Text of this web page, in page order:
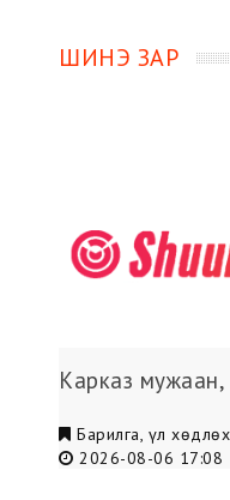
ШИНЭ ЗАР
Карказ
Барилга, үл
2026-08-06 17:08